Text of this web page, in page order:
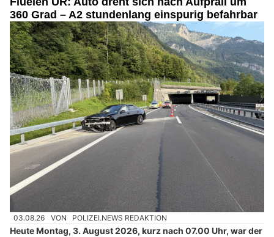
360 Grad – A2 stundenlang einspurig befahrbar
03.08.26 VON POLIZEI.NEWS REDAKTION
Heute Montag, 3. August 2026, kurz nach 07.00 Uhr, war der